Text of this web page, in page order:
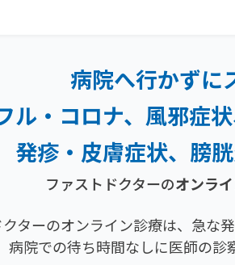
病院へ行かずに
ル・コロナ、風邪症状
発疹・ 皮膚症状、膀
ファストドクターのオンラ
ターのオンライン診療は、急な
病院での待ち時間なしに医師の診